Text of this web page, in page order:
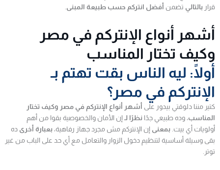
قرار بالتالي تضمن أفضل انتركم حسب طبيعة المبنى
أشهر أنواع الإنتركم في مصر
وكيف تختار المناسب
أولًا: ليه الناس بقت تهتم بـ
الإنتركم في مصر؟
كتير مننا دلوقتي بيدور على أشهر أنواع الإنتركم في مصر وكيف تختار
المناسب، وده طبيعي جدًا نظرًا لـ إن الأمان والخصوصية بقوا من أهم
أولويات أي بيت. بمعنى إن الإنتركم مش مجرد جهاز رفاهية، بعبارة أخرى ده
بقى وسيلة أساسية لتنظيم دخول الزوار والتعامل مع أي حد على الباب من غير
توتر.